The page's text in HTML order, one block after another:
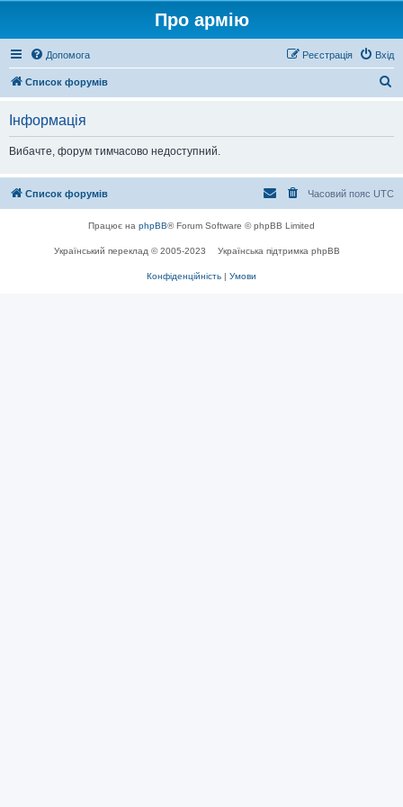
Про армію
Допомога Вхід
Реєстрація
Список форумів
Інформація
Вибачте, форум тимчасово недоступний.
Список форумів Часовий пояс UTC
Працює на phpBB® Forum Software © phpBB Limited
Український переклад © 2005-2023 Українська підтримка phpBB
Конфіденційність | Умови